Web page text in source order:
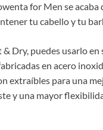
for Men se
tu cabello y tu
Dry, puedes usarlo
en acero
extraíbles para una
y una mayor